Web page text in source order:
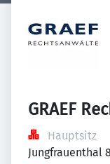
GRAEF
Hauptsitz
Jungfrauenthal